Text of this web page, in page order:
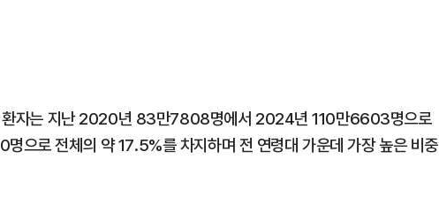
환자는 지난 2020년 83만7808명에서 2024년 110만6603명으로
으로 전체의 약 17.5%를 차지하며 전 연령대 가운데 가장 높은 비중